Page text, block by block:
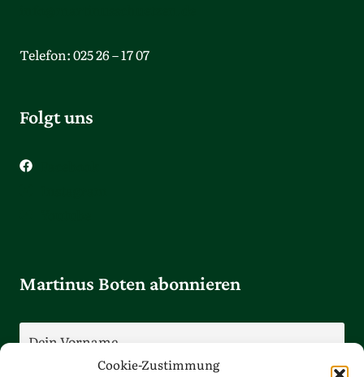
Cookie-Zustimmung
Telefon: 025 26 – 17 07
Folgt uns
Martinus Boten abonnieren